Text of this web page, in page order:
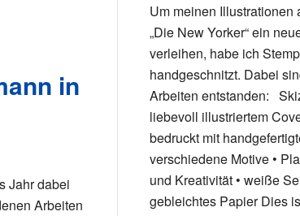
in
Jahr dabei
Arbeiten
Um meinen Illustrationen
„Die New Yorker“ ein
verleihen, habe ich
handgeschnitzt. Dabei
Arbeiten entstanden:
liebevoll illustriertem
bedruckt mit
verschiedene Motive •
und Kreativität • weiße
gebleichtes Papier Dies